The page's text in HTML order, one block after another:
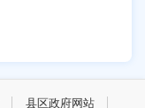
县区政府网站